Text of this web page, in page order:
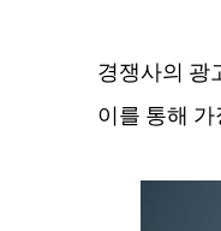
경쟁사의 광
이를 통해